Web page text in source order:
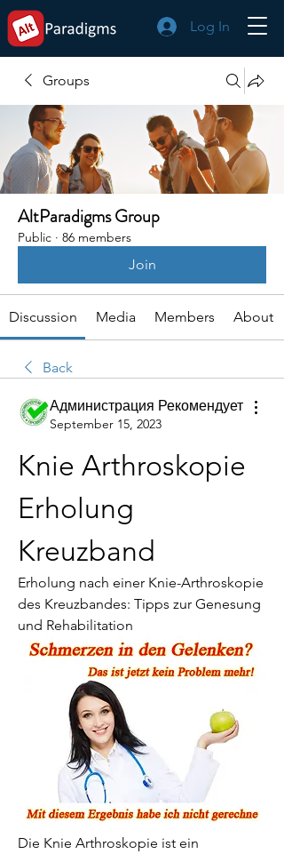
Log In
Groups
AltParadigms Group
Public · 86 members
Join
Discussion Media Members About
Back
Администрация Рекомендует
September 15, 2023
Knie Arthroskopie
Erholung
Kreuzband
Erholung nach einer Knie-Arthroskopie
des Kreuzbandes: Tipps zur Genesung
und Rehabilitation
Die Knie Arthroskopie ist ein